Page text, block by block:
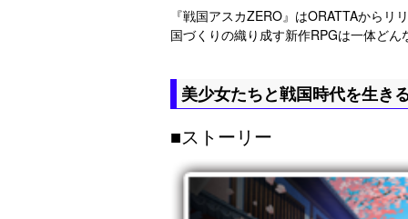
『戦国アスカZERO』はORATTAから
国づくりの織り成す新作RPGは一体ど
美少女たちと戦国時代を生き
■ストーリー